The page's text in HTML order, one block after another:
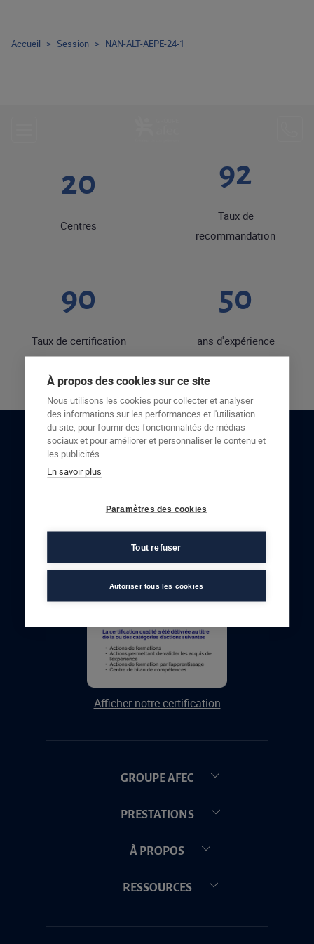
20
Centres
92
Taux de
recommandation
90
Taux de certification
50
ans d'expérience
RESTONS EN CONTACT
Afficher notre certification
GROUPE AFEC
PRESTATIONS
À PROPOS
RESSOURCES
Accueil > Session > NAN-ALT-AEPE-24-1
À propos des cookies sur ce site
Nous utilisons les cookies pour collecter et analyser
des informations sur les performances et l'utilisation
du site, pour fournir des fonctionnalités de médias
sociaux et pour améliorer et personnaliser le contenu et
les publicités.
En savoir plus
Paramètres des cookies
Tout refuser
Autoriser tous les cookies